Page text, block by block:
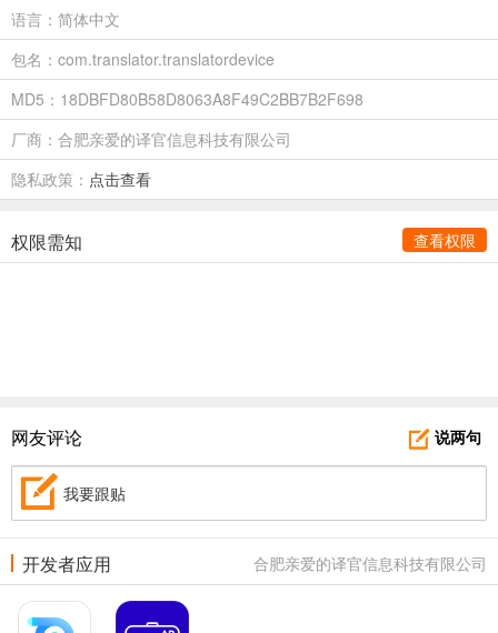
语言：简体中文
包名：com.translator.translatordevice
MD5：18DBFD80B58D8063A8F49C2BB7B2F698
厂商：合肥亲爱的译官信息科技有限公司
隐私政策： 点击查看
权限需知 查看权限
说两句
网友评论
我要跟贴
合肥亲爱的译官信息科技有限公司
开发者应用